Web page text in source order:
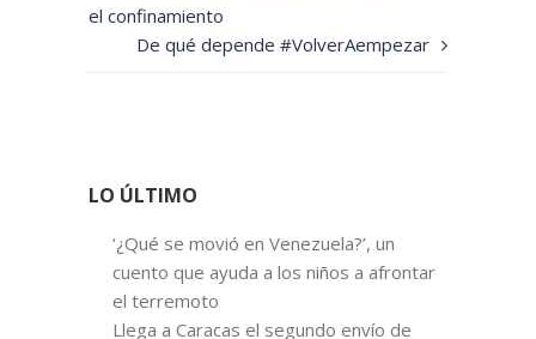
el confinamiento
De qué depende #VolverAempezar
LO ÚLTIMO
‘¿Qué se movió en Venezuela?’, un
cuento que ayuda a los niños a afrontar
el terremoto
Llega a Caracas el segundo envío de